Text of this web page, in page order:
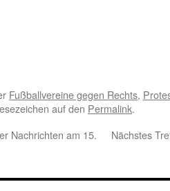
Fußballvereine gegen Rechts,
auf den Permalink.
Nachrichten am 15.
Nächstes